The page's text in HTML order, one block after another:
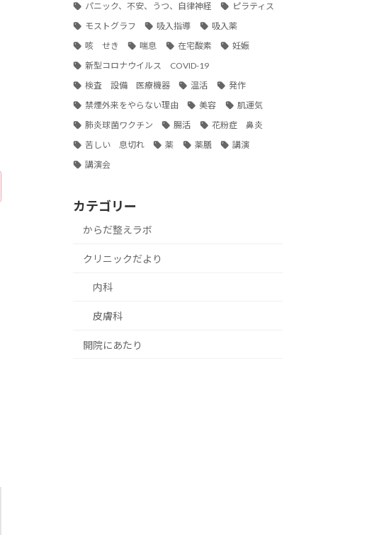
パニック、不安、うつ、自律神経
ピラティス
モストグラフ
吸入指導
吸入薬
咳 せき
喘息 在宅酸素
妊娠
新型コロナウイルス COVID-19
検査 設備 医療機器
温活
発作
禁煙外来をやらない理由
美容
肌運気
肺炎球菌ワクチン
腸活
花粉症 鼻炎
苦しい 息切れ
薬 薬膳
講演
講演会
カテゴリー
からだ整えラボ
クリニックだより
内科
皮膚科
開院にあたり